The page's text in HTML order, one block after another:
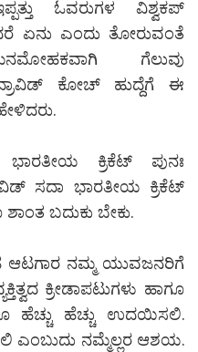
ಓವರುಗಳ ವಿಶ್ವಕಪ್
ಏನು ಎಂದು ತೋರುವಂತೆ
ಗೆಲುವು
ಕೋಚ್ ಹುದ್ದೆಗೆ ಈ
ಕ್ರಿಕೆಟ್ ಪುನಃ
ಸದಾ ಭಾರತೀಯ ಕ್ರಿಕೆಟ್
ಬದುಕು ಬೇಕು.
ಆಟಗಾರ ನಮ್ಮ ಯುವಜನರಿಗೆ
ಕ್ರೀಡಾಪಟುಗಳು ಹಾಗೂ
ಹೆಚ್ಚು ಹೆಚ್ಚು ಉದಯಿಸಲಿ.
ಎಂಬುದು ನಮ್ಮೆಲ್ಲರ ಆಶಯ.